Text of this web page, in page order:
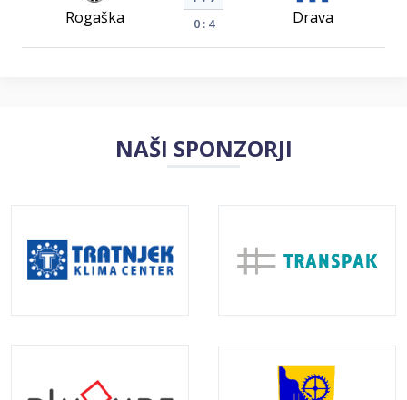
Rogaška 0 : 4 Drava
NAŠI SPONZORJI